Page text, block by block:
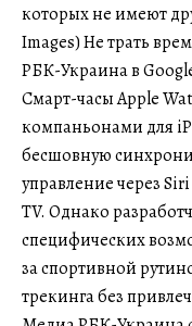
которых не имеют
Images) Не трать
РБК-Украина в
Смарт-часы Apple
компаньонами для
бесшовную
управление через
TV. Однако
специфических
за спортивной
трекинга без